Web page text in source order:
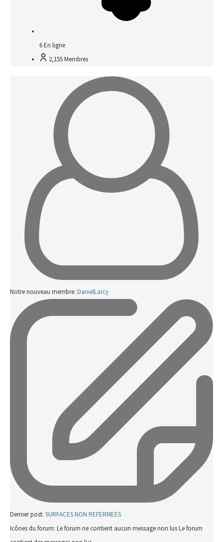
6En ligne
2,155Membres
Notre nouveau membre: DanielLarcy
Dernier post: SURFACES NON REFERMEES
Icônes du forum: Le forum ne contient aucun message non lusLe forum